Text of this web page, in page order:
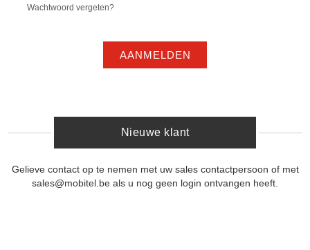
Wachtwoord vergeten?
AANMELDEN
Nieuwe klant
Gelieve contact op te nemen met uw sales contactpersoon of met
sales@mobitel.be als u nog geen login ontvangen heeft.